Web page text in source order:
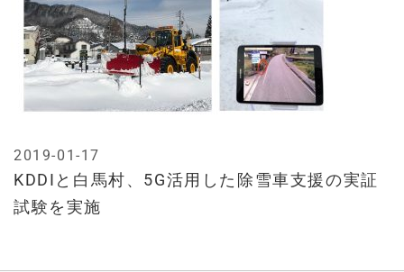
KDDIと白馬村、5G活用した除雪車支援の実証
試験を実施
2019-01-17